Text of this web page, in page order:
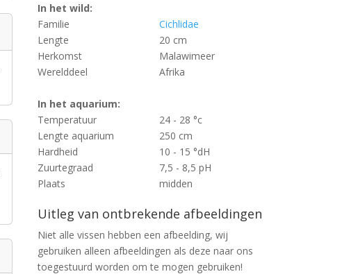
In het wild:
Familie
Cichlidae
Lengte
20 cm
Herkomst
Malawimeer
Werelddeel
Afrika
In het aquarium:
Temperatuur
24 - 28 °c
Lengte aquarium
250 cm
Hardheid
10 - 15 °dH
Zuurtegraad
7,5 - 8,5 pH
Plaats
midden
Uitleg van ontbrekende afbeeldingen
Niet alle vissen hebben een afbeelding, wij
gebruiken alleen afbeeldingen als deze naar ons
toegestuurd worden om te mogen gebruiken!